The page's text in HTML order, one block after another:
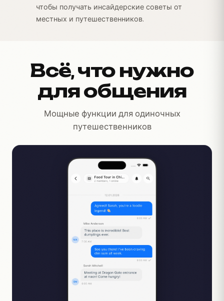
чтобы получать инсайдерские советы от
местных и путешественников.
Всё, что нужно
для общения
Мощные функции для одиночных
путешественников